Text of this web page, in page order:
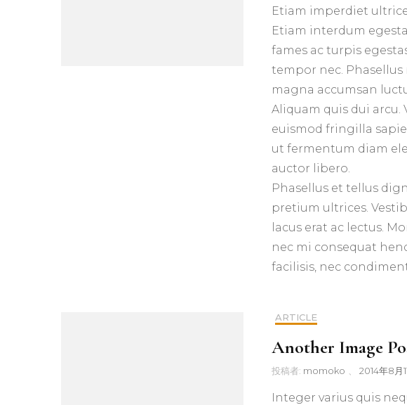
Etiam imperdiet
Etiam interdum
fames ac turpis
tempor nec.
magna accumsan
Aliquam quis dui
euismod fringilla
ut fermentum diam
auctor libero.
Phasellus et tellus
pretium ultrices.
lacus erat ac lectus.
nec mi consequat
facilisis, nec
ARTICLE
Another Image
投稿者: momoko 2014年8月
Integer varius quis